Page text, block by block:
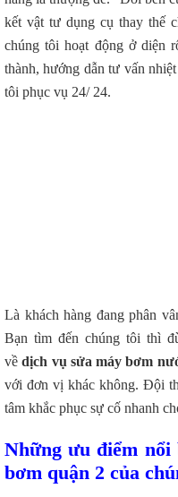
kết vật tư dụng cụ thay thế
chúng tôi hoạt động ở diện
thành, hướng dẫn tư vấn
tôi phục vụ 24/ 24.
Là khách hàng đang phân
Bạn tìm đến chúng tôi thì
vềdịch vụ sửa máy bơm
với đơn vị khác không. Đội
tâm khắc phục sự cố nhanh
Những ưu điểm nổi
bơm quận 2 của